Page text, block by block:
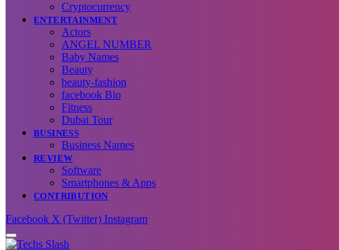
Cryptocurrency
ENTERTAINMENT
Actors
ANGEL NUMBER
Baby Names
Beauty
beauty-fashion
facebook Bio
Fitness
Dubai Tour
BUSINESS
Business Names
REVIEW
Software
Smartphones & Apps
CONTRIBUTION
Facebook X (Twitter) Instagram